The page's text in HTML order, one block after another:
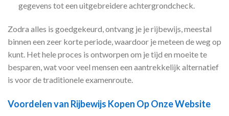
gegevens tot een uitgebreidere achtergrondcheck.
Zodra alles is goedgekeurd, ontvang je je rijbewijs, meestal
binnen een zeer korte periode, waardoor je meteen de weg op
kunt. Het hele proces is ontworpen om je tijd en moeite te
besparen, wat voor veel mensen een aantrekkelijk alternatief
is voor de traditionele examenroute.
Voordelen van Rijbewijs Kopen Op Onze Website